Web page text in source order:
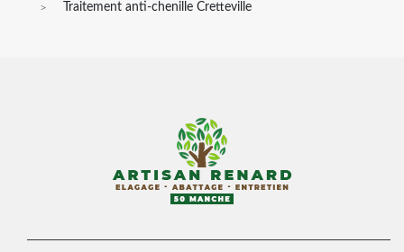
Traitement anti-chenille Cretteville